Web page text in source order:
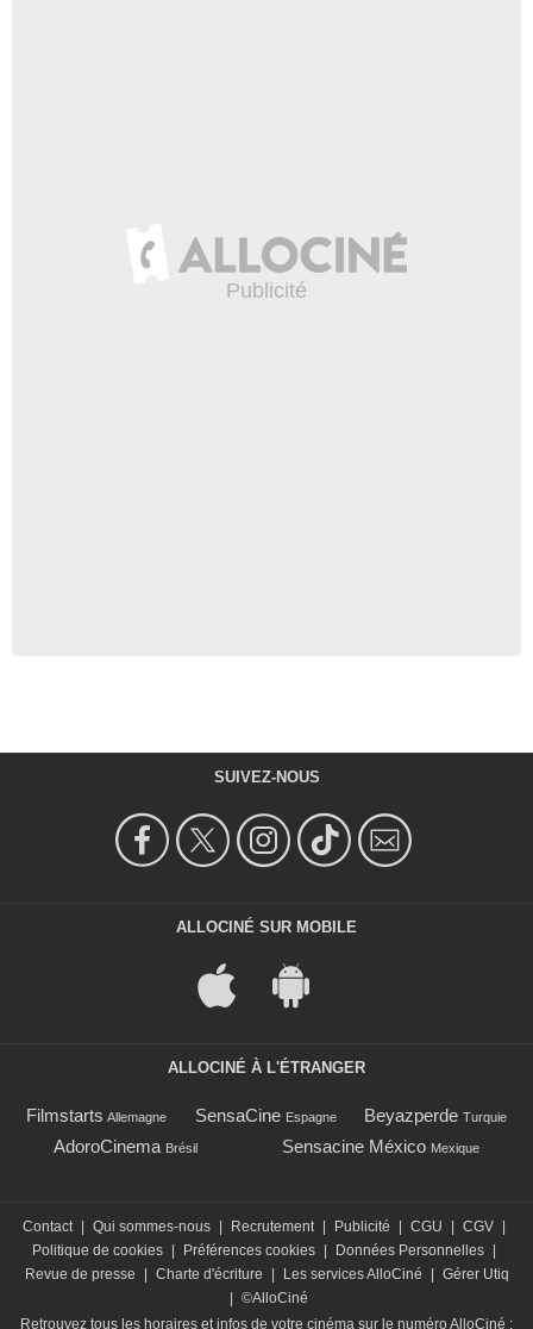
SUIVEZ-NOUS
ALLOCINÉ SUR MOBILE
ALLOCINÉ À L'ÉTRANGER
Filmstarts Allemagne SensaCine Espagne Beyazperde Turquie
AdoroCinema Brésil Sensacine México Mexique
Contact Qui sommes-nous Recrutement Publicité CGU CGV
Politique de cookies
Préférences cookies Données Personnelles
Revue de presse
Charte d'écriture Les services AlloCiné
Gérer Utiq
©AlloCiné
Retrouvez tous les horaires et infos de votre cinéma sur le numéro AlloCiné :